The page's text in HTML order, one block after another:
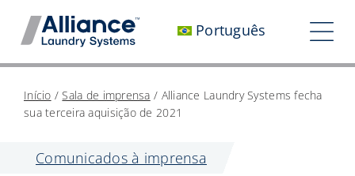
para
Português
Trabalhe conosco
Nosso impacto
Início /Sala de imprensa / Alliance Laundry Systems fecha
sua terceira aquisição de 2021
Comunicados à imprensa